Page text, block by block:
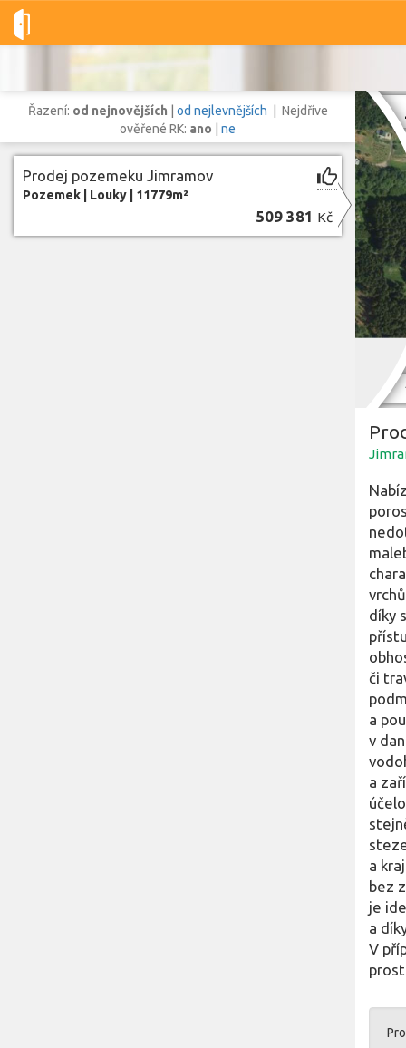
Dobré-nemovitosti.cz obec Jimramov, okres Žďár nad
Vše Pozemky
okres Žďár nad Sázavou, Kraj Vysočina
Řazení: od nejnovějších od nejlevnějších | Nejdříve
ověřené RK: ano ne
Prodej pozemeku Jimramov
Pozemek Louky 11779m²
509 381 Kč
díky
či
a
v
a
a
bez
je
a
V